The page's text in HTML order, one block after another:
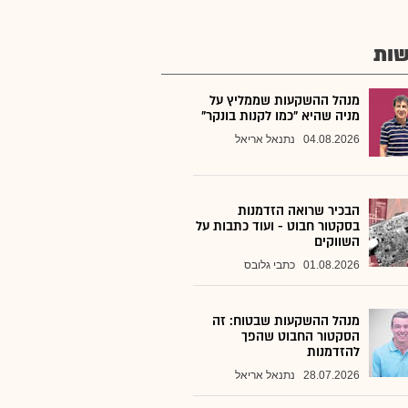
מנהל ההשקעות שממליץ על
מניה שהיא "כמו לקנות בונקר"
04.08.2026 נתנאל אריאל
הבכיר שרואה הזדמנות
בסקטור חבוט - ועוד כתבות על
השווקים
01.08.2026 כתבי גלובס
מנהל ההשקעות שבטוח: זה
הסקטור החבוט שהפך
להזדמנות
28.07.2026 נתנאל אריאל